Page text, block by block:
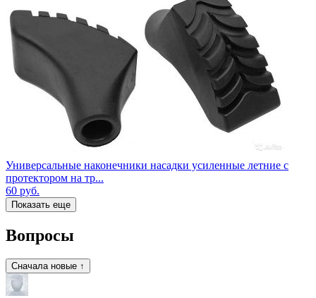
Универсальные наконечники насадки усиленные летние с
протектором на тр...
60 руб.
Показать еще
Вопросы
Сначала новые ↑